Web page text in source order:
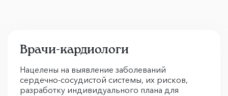
Врачи-кардиологи
Нацелены на выявление заболеваний
сердечно-сосудистой системы, их рисков,
разработку индивидуального плана для